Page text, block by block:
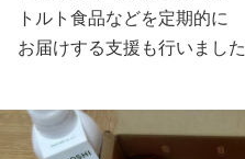
トルト食品などを定期的に
お届けする支援も行いました